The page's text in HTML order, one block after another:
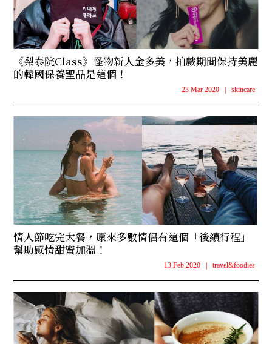
《梨泰院Class》怪物新人金多美，拍戲期間保持美麗
的韓國保養聖品是這個！
23 Mar 2020 skincare
情人節吃完大餐，原來多數情侶有這個「後續行程」
幫助感情甜蜜加溫！
13 Feb 2020 travel&foodies